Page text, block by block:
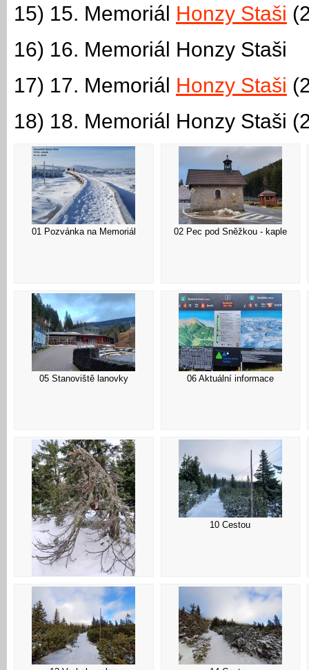
15) 15. Memoriál Honzy Staši
16) 16. Memoriál Honzy Staši
17) 17. Memoriál Honzy Staši
18) 18. Memoriál Honzy Staši
01 Pozvánka na Memoriál 02 Pec pod Sněžkou - kaple
05 Stanoviště lanovky 06 Aktuální informace
09 Lišejník
10 Cestou